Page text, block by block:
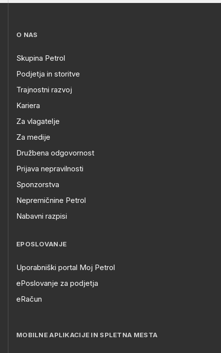
O NAS
Skupina Petrol
Podjetja in storitve
Trajnostni razvoj
Kariera
Za vlagatelje
Za medije
Družbena odgovornost
Prijava nepravilnosti
Sponzorstva
Nepremičnine Petrol
Nabavni razpisi
EPOSLOVANJE
Uporabniški portal Moj Petrol
ePoslovanje za podjetja
eRačun
MOBILNE APLIKACIJE IN SPLETNA MESTA